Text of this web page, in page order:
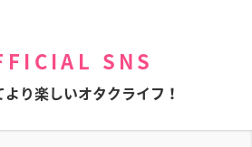
SNS
より楽しいオタクライフ！